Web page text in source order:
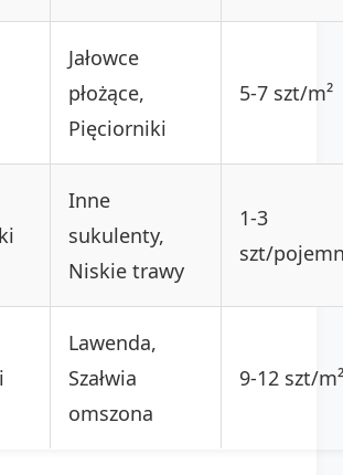
Jałowce
płożące,
Pięciorniki
5-7 szt/m²
Inne
sukulenty,
Niskie trawy
1-3
szt/
Lawenda,
Szałwia
omszona
9-12 szt/m²